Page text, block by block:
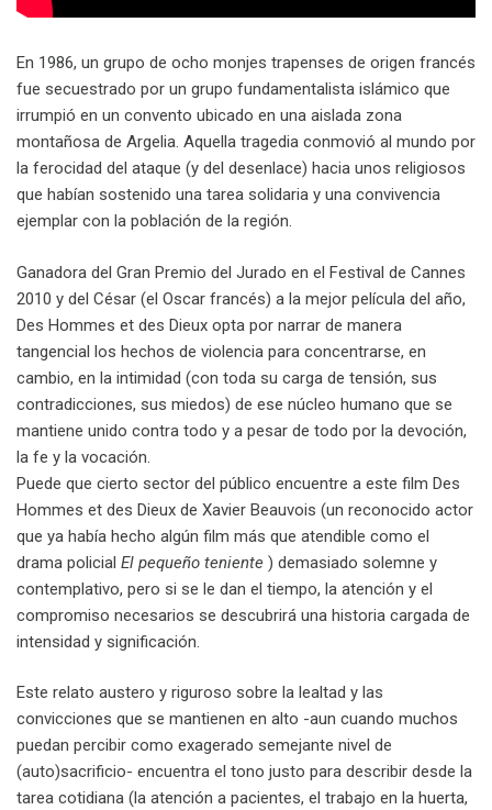
En 1986, un grupo de ocho monjes trapenses de origen francés
fue secuestrado por un grupo fundamentalista islámico que
irrumpió en un convento ubicado en una aislada zona
montañosa de Argelia. Aquella tragedia conmovió al mundo por
la ferocidad del ataque (y del desenlace) hacia unos religiosos
que habían sostenido una tarea solidaria y una convivencia
ejemplar con la población de la región.
Ganadora del Gran Premio del Jurado en el Festival de Cannes
2010 y del César (el Oscar francés) a la mejor película del año,
Des Hommes et des Dieux opta por narrar de manera
tangencial los hechos de violencia para concentrarse, en
cambio, en la intimidad (con toda su carga de tensión, sus
contradicciones, sus miedos) de ese núcleo humano que se
mantiene unido contra todo y a pesar de todo por la devoción,
la fe y la vocación.
Puede que cierto sector del público encuentre a este film Des
Hommes et des Dieux de Xavier Beauvois (un reconocido actor
que ya había hecho algún film más que atendible como el
drama policial El pequeño teniente ) demasiado solemne y
contemplativo, pero si se le dan el tiempo, la atención y el
compromiso necesarios se descubrirá una historia cargada de
intensidad y significación.
Este relato austero y riguroso sobre la lealtad y las
convicciones que se mantienen en alto -aun cuando muchos
puedan percibir como exagerado semejante nivel de
(auto)sacrificio- encuentra el tono justo para describir desde la
tarea cotidiana (la atención a pacientes, el trabajo en la huerta,